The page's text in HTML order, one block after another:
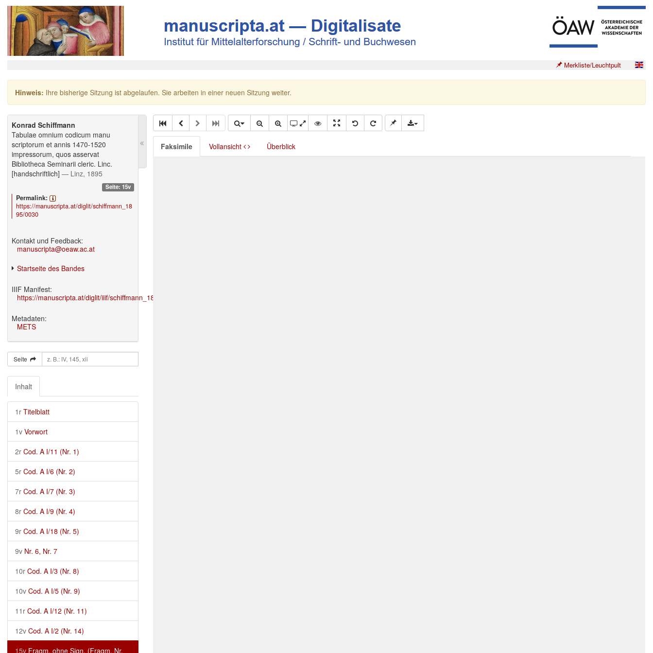
Merkliste/Leuchtpult
Hinweis: Ihre bisherige Sitzung ist abgelaufen. Sie arbeiten in einer neuen Sitzung weiter.
Konrad Schiffmann
Tabulae omnium codicum manu
scriptorum et annis 1470-1520
impressorum, quos asservat
Bibliotheca Seminarii cleric. Linc.
[handschriftlich] — Linz, 1895
Seite: 15v
Permalink:
https://manuscripta.at/diglit/schiffmann_18
95/0030
Kontakt und Feedback:
manuscripta@oeaw.ac.at
Startseite des Bandes
IIIF Manifest:
https://manuscripta.at/diglit/iiif/schiffmann_1895/manifest.json
Metadaten:
METS
Seite
Inhalt
1r Titelblatt
1v Vorwort
2r Cod. A I/11 (Nr. 1)
5r Cod. A I/6 (Nr. 2)
7r Cod. A I/7 (Nr. 3)
8r Cod. A I/9 (Nr. 4)
9r Cod. A I/18 (Nr. 5)
9v Nr. 6, Nr. 7
10r Cod. A I/3 (Nr. 8)
10v Cod. A I/5 (Nr. 9)
11r Cod. A I/12 (Nr. 11)
12v Cod. A I/2 (Nr. 14)
15v Fragm. ohne Sign. (Fragm. Nr.
Faksimile Vollansicht Überblick